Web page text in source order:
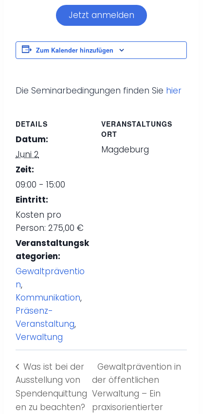
Jetzt anmelden
Zum Kalender hinzufügen
Die Seminarbedingungen finden Sie hier
DETAILS
Datum:
Juni 2
Zeit:
09:00 - 15:00
Eintritt:
Kosten pro
Person: 275,00 €
Veranstaltungsk
ategorien:
Gewaltpräventio
n,
Kommunikation,
Präsenz-
Veranstaltung,
Verwaltung
VERANSTALTUNGS
ORT
Magdeburg
Was ist bei der
Ausstellung von
Spendenquittung
en zu beachten?
Gewaltprävention in
der öffentlichen
Verwaltung – Ein
praxisorientierter